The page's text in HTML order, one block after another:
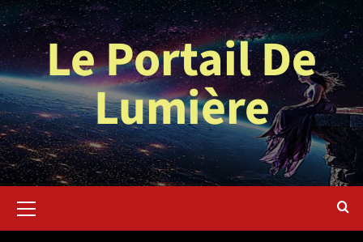
Aller
au
contenuLe Portail De
Lumière
principal